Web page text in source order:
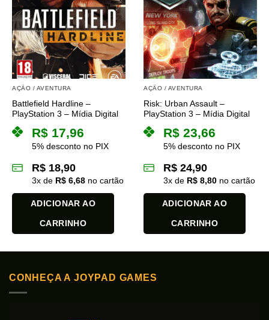
AÇÃO / AVENTURA
Battlefield Hardline –
PlayStation 3 – Mídia Digital
R$ 17,96
5% desconto no PIX
R$ 18,90
3x de R$ 6,68 no cartão
ADICIONAR AO
CARRINHO
AÇÃO / AVENTURA
Risk: Urban Assault –
PlayStation 3 – Mídia Digital
R$ 23,66
5% desconto no PIX
R$ 24,90
3x de R$ 8,80 no cartão
ADICIONAR AO
CARRINHO
CONHEÇA A JOYPAD GAMES